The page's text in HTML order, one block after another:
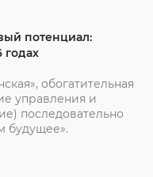
потенциал:
годах
обогатительная
управления и
последовательно
будущее».